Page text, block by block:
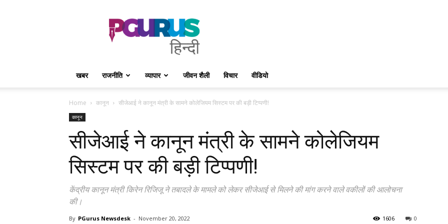
PGurus
Hindi
खबर राजनीति व्यापार जीवन शैली विचार वीडियो
Home कानून सीजेआई ने कानून मंत्री के सामने कोलेजियम सिस्टम पर की बड़ी टिप्पणी!
कानून
सीजेआई ने कानून मंत्री के सामने कोलेजियम
सिस्टम पर की बड़ी टिप्पणी!
केंद्रीय कानून मंत्री किरेन रिजिजू ने तबादले के मामले को लेकर सीजेआई से मिलने की मांग करने वाले वकीलों की आलोचना
की।
By PGurus Newsdesk - November 20, 2022 0
1606